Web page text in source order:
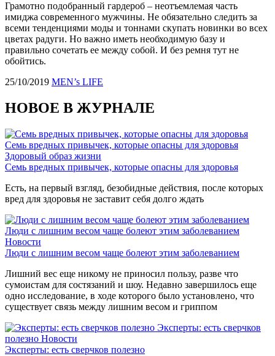
Грамотно подобранный гардероб – неотъемлемая часть
имиджа современного мужчины. Не обязательно следить за
всеми тенденциями моды и тоннами скупать новинки во всех
цветах радуги. Но важно иметь необходимую базу и
правильно сочетать ее между собой. И без ремня тут не
обойтись.
25/10/2019 MEN’s LIFE
НОВОЕ В ЖУРНАЛЕ
Семь вредных привычек, которые опасны для здоровья
Здоровый образ жизни
Семь вредных привычек, которые опасны для здоровья
Есть, на первый взгляд, безобидные действия, после которых
вред для здоровья не заставит себя долго ждать
Люди с лишним весом чаще болеют этим заболеванием
Новости
Люди с лишним весом чаще болеют этим заболеванием
Лишний вес еще никому не приносил пользу, разве что
сумоистам для состязаний и шоу. Недавно завершилось еще
одно исследование, в ходе которого было установлено, что
существует связь между лишним весом и гриппом
Эксперты: есть сверчков
полезно Новости
Эксперты: есть сверчков полезно